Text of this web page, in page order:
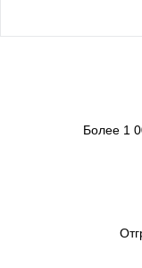
Более 1